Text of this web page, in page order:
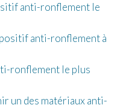
anti-ronflement le
anti-ronflement à
ronflement le plus
un des matériaux anti-